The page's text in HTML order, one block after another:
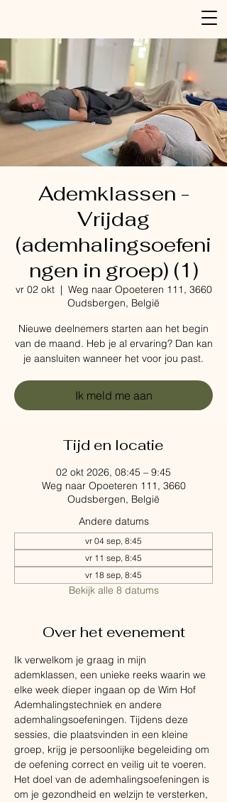
Ademklassen -
Vrijdag
(ademhalingsoefeni
ngen in groep) (1)
vr 02 okt
  |
Weg naar Opoeteren 111, 3660
Oudsbergen, België
Nieuwe deelnemers starten aan het begin
van de maand. Heb je al ervaring? Dan kan
je aansluiten wanneer het voor jou past.
Ik meld me aan
Tijd en locatie
02 okt 2026, 08:45 – 9:45
Weg naar Opoeteren 111, 3660
Oudsbergen, België
Andere datums
vr 04 sep, 8:45
vr 11 sep, 8:45
vr 18 sep, 8:45
Bekijk alle 8 datums
Over het evenement
Ik verwelkom je graag in mijn
ademklassen, een unieke reeks waarin we
elke week dieper ingaan op de Wim Hof
Ademhalingstechniek en andere
ademhalingsoefeningen. Tijdens deze
sessies, die plaatsvinden in een kleine
groep, krijg je persoonlijke begeleiding om
de oefening correct en veilig uit te voeren.
Het doel van de ademhalingsoefeningen is
om je gezondheid en welzijn te versterken,